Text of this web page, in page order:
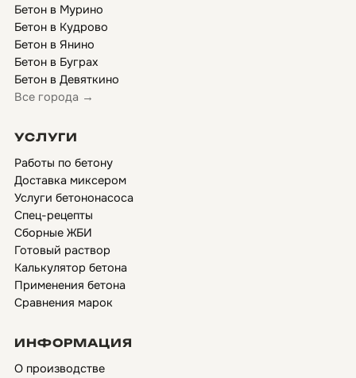
Бетон в Мурино
Бетон в Кудрово
Бетон в Янино
Бетон в Буграх
Бетон в Девяткино
Все города →
УСЛУГИ
Работы по бетону
Доставка миксером
Услуги бетононасоса
Спец-рецепты
Сборные ЖБИ
Готовый раствор
Калькулятор бетона
Применения бетона
Сравнения марок
ИНФОРМАЦИЯ
О производстве